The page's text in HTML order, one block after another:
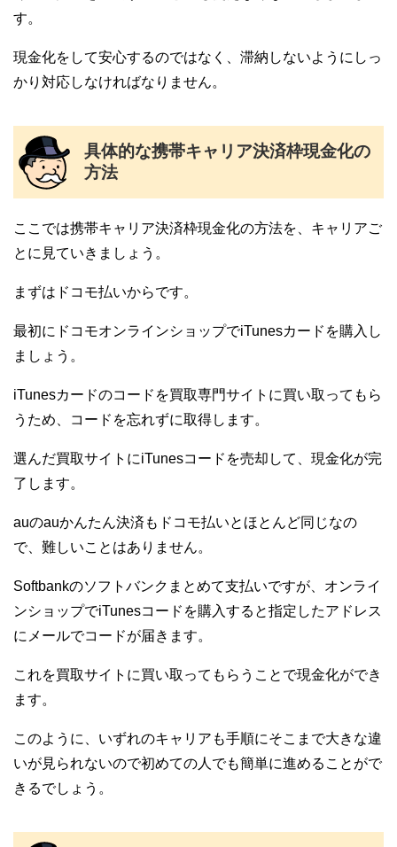
す。
現金化をして安心するのではなく、滞納しないようにしっ
かり対応しなければなりません。
具体的な携帯キャリア決済枠現金化の
方法
ここでは携帯キャリア決済枠現金化の方法を、キャリアご
とに見ていきましょう。
まずはドコモ払いからです。
最初にドコモオンラインショップでiTunesカードを購入し
ましょう。
iTunesカードのコードを買取専門サイトに買い取ってもら
うため、コードを忘れずに取得します。
選んだ買取サイトにiTunesコードを売却して、現金化が完
了します。
auのauかんたん決済もドコモ払いとほとんど同じなの
で、難しいことはありません。
Softbankのソフトバンクまとめて支払いですが、オンライ
ンショップでiTunesコードを購入すると指定したアドレス
にメールでコードが届きます。
これを買取サイトに買い取ってもらうことで現金化ができ
ます。
このように、いずれのキャリアも手順にそこまで大きな違
いが見られないので初めての人でも簡単に進めることがで
きるでしょう。